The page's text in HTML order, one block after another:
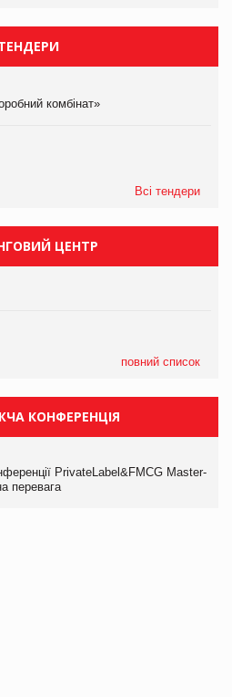
комбінат»
Всі тендери
ЦЕНТР
повний список
КОНФЕРЕНЦІЯ
PrivateLabel&FMCG Master-
перевага